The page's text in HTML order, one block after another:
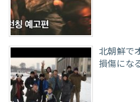
北朝鮮で
損傷にな